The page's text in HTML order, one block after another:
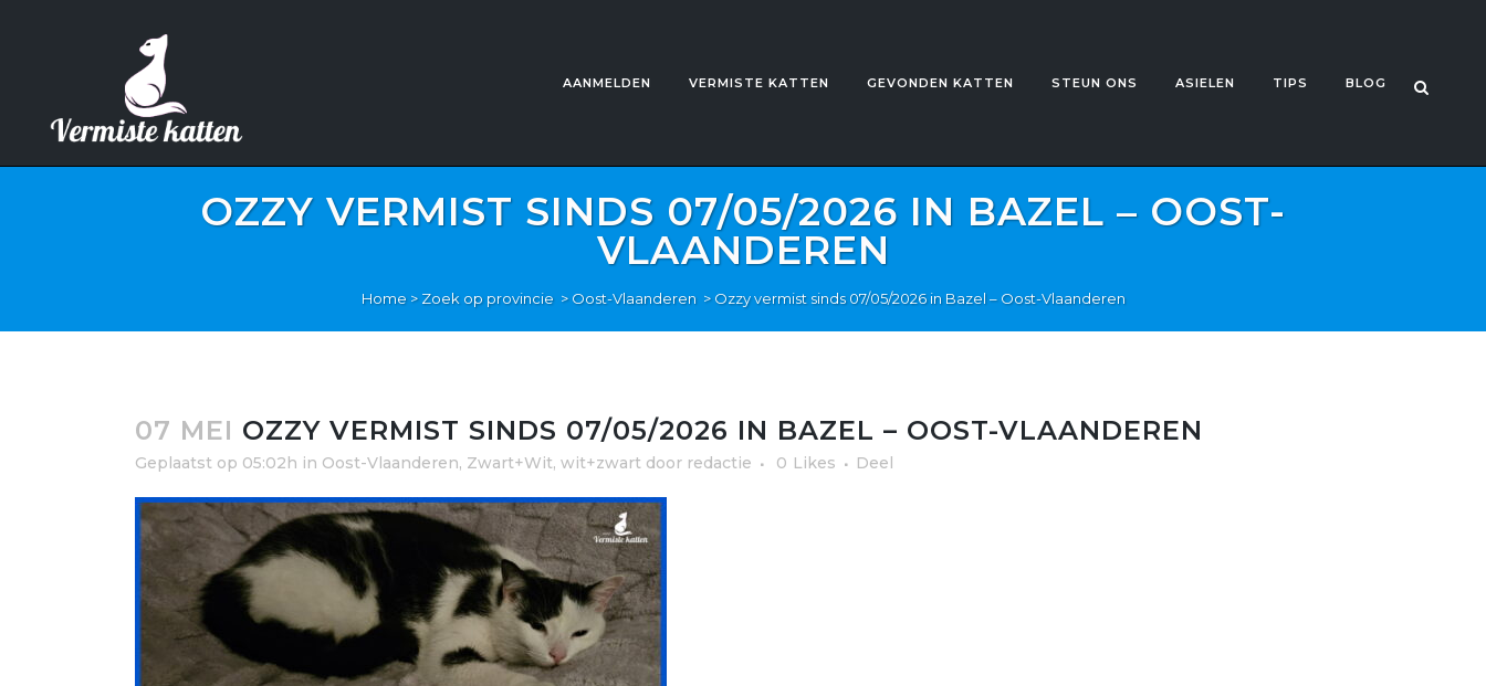
AANMELDEN VERMISTE KATTEN GEVONDEN KATTEN STEUN ONS ASIELEN TIPS BLOG
OZZY VERMIST SINDS 07/05/2026 IN BAZEL – OOST-
VLAANDEREN
Home>Zoek op provincie >Oost-Vlaanderen >Ozzy vermist sinds 07/05/2026 in Bazel – Oost-Vlaanderen
07 MEI OZZY VERMIST SINDS 07/05/2026 IN BAZEL – OOST-VLAANDEREN
Geplaatst op 05:02h in Oost-Vlaanderen, Zwart+Wit, wit+zwart door redactie 0 Likes Deel